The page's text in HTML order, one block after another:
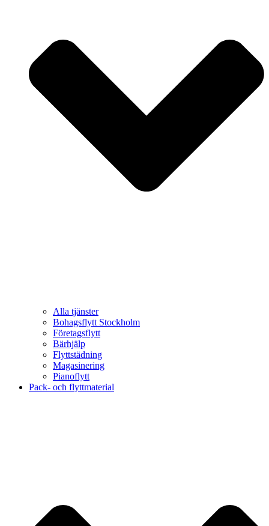
Alla tjänster
Bohagsflytt Stockholm
Företagsflytt
Bärhjälp
Flyttstädning
Magasinering
Pianoflytt
Pack- och flyttmaterial